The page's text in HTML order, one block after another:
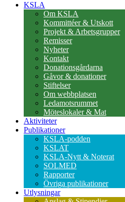
KSLA
Om KSLA
Kommittéer & Utskott
Projekt & Arbetsgrupper
Remisser
Nyheter
Kontakt
Donationsgårdarna
Gåvor & donationer
Stiftelser
Om webbplatsen
Ledamotsrummet
Möteslokaler & Mat
Aktiviteter
Publikationer
KSLA-podden
KSLAT
KSLA-Nytt & Noterat
SOLMED
Rapporter
Övriga publikationer
Utlysningar